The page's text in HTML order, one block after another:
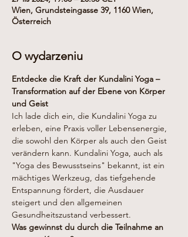
Wien, Grundsteingasse 39, 1160 Wien,
Österreich
O wydarzeniu
Entdecke die Kraft der Kundalini Yoga –
Transformation auf der Ebene von Körper
und Geist
Ich lade dich ein, die Kundalini Yoga zu
erleben, eine Praxis voller Lebensenergie,
die sowohl den Körper als auch den Geist
verändern kann. Kundalini Yoga, auch als
"Yoga des Bewusstseins" bekannt, ist ein
mächtiges Werkzeug, das tiefgehende
Entspannung fördert, die Ausdauer
steigert und den allgemeinen
Gesundheitszustand verbessert.
Was gewinnst du durch die Teilnahme an